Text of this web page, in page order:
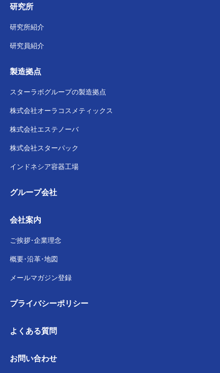
研究所
研究所紹介
研究員紹介
製造拠点
スターラボグループの製造拠点
株式会社オーラコスメティックス
株式会社エステノーバ
株式会社スターパック
インドネシア容器工場
グループ会社
会社案内
ご挨拶･企業理念
概要･沿革･地図
メールマガジン登録
よくある質問
プライバシーポリシー
お問い合わせ